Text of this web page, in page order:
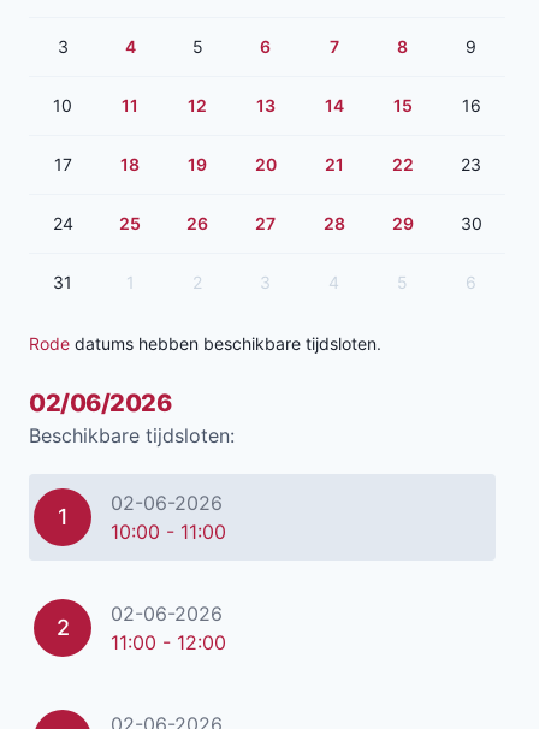
3 4 5 6 7 8 9
10 11 12 13 14 15 16
17 18 19 20 21 22 23
24 25 26 27 28 29 30
31 1 2 3 4 5 6
Rode datums hebben beschikbare tijdsloten.
02/06/2026
Beschikbare tijdsloten:
1
02-06-2026
10:00 - 11:00
2
02-06-2026
11:00 - 12:00
02-06-2026